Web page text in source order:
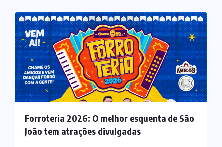
Forroteria 2026: O melhor esquenta de São
João tem atrações divulgadas